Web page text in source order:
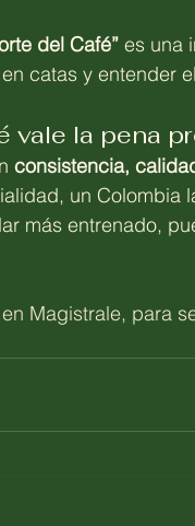
del Café” es una
catas y entender
vale la pena
consistencia,
un Colombia
más entrenado,
Magistrale, para